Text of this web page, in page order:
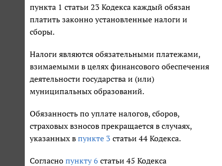
пункта 1 статьи 23 Кодекса каждый обязан
платить законно установленные налоги и
сборы.
Налоги являются обязательными платежами,
взимаемыми в целях финансового обеспечения
деятельности государства и (или)
муниципальных образований.
Обязанность по уплате налогов, сборов,
страховых взносов прекращается в случаях,
указанных в пункте 3 статьи 44 Кодекса.
Согласно пункту 6 статьи 45 Кодекса